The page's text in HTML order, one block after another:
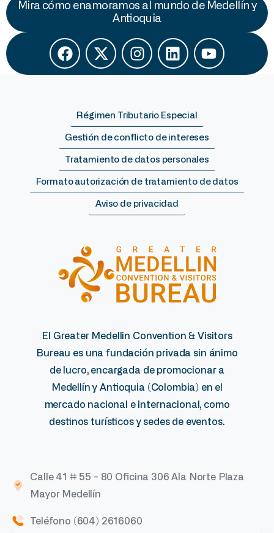
Mira cómo enamoramos al mundo de Medellín y
Antioquia
Régimen Tributario Especial
Gestión de conflicto de intereses
Tratamiento de datos personales
Formato autorización de tratamiento de datos
Aviso de privacidad
El Greater Medellin Convention & Visitors
Bureau es una fundación privada sin ánimo
de lucro, encargada de promocionar a
Medellín y Antioquia (Colombia) en el
mercado nacional e internacional, como
destinos turísticos y sedes de eventos.
Calle 41 # 55 - 80 Oficina 306 Ala Norte Plaza
Mayor Medellín
Teléfono (604) 2616060